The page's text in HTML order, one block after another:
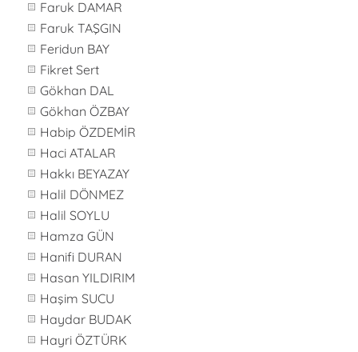
Faruk DAMAR
Faruk TAŞGIN
Feridun BAY
Fikret Sert
Gökhan DAL
Gökhan ÖZBAY
Habip ÖZDEMİR
Haci ATALAR
Hakkı BEYAZAY
Halil DÖNMEZ
Halil SOYLU
Hamza GÜN
Hanifi DURAN
Hasan YILDIRIM
Haşim SUCU
Haydar BUDAK
Hayri ÖZTÜRK